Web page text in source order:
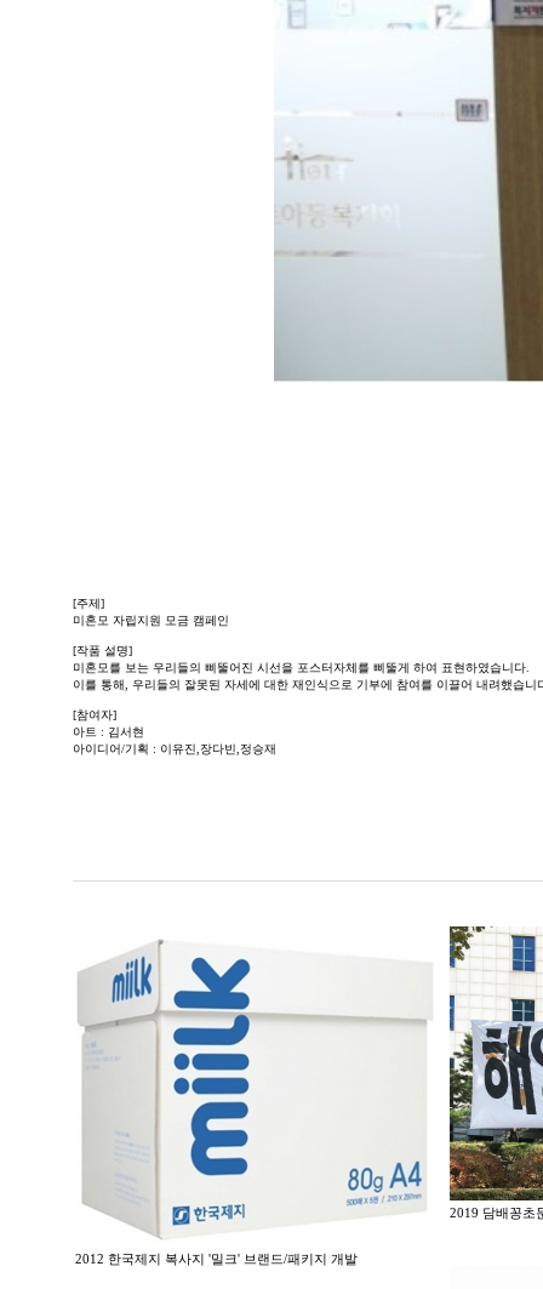
[주제]
미혼모 자립지원 모금 캠페인
[작품 설명]
미혼모를 보는 우리들의 삐뚤어진 시선을 포스터자체를 삐뚤게 하여 표현하였습니다.
이를 통해, 우리들의 잘못된 자세에 대한 재인식으로 기부에 참여를 이끌어 내려했습니
[참여자]
아트 : 김서현
아이디어/기획 : 이유진,장다빈,정승재
2012 한국제지 복사지 '밀크' 브랜드/패키지 개발
2019 담배꽁초